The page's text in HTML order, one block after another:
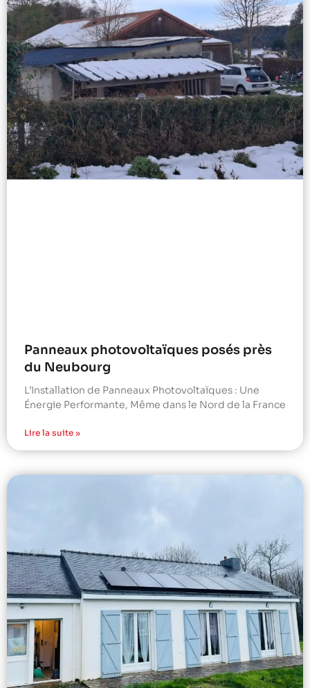
Panneaux photovoltaïques posés près
du Neubourg
L’Installation de Panneaux Photovoltaïques : Une
Énergie Performante, Même dans le Nord de la France
Lire la suite »